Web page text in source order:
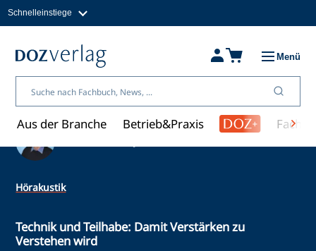
Inhalt
Schnelleinstiege
Fachbücher & Shop
Über uns
Menü
Aus der Branche Betrieb&Praxis
Hörakustik
Technik und Teilhabe: Damit Verstärken zu
Verstehen wird